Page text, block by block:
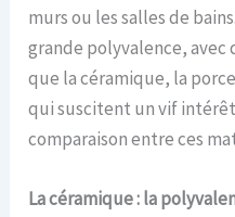
murs ou les salles de
grande polyvalence,
que la céramique, la
qui suscitent un vif
comparaison entre ces
La céramique :lap